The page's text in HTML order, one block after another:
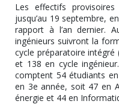
Les effectifs provisoires
jusqu’au 19 septembre,
rapport à l’an dernier.
ingénieurs suivront la
cycle préparatoire intégré
et 138 en cycle
comptent 54 étudiants
en 3e année, soit 47 en
énergie et 44 en